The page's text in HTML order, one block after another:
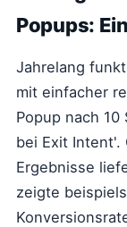
Popups:
Jahrelang
mit einfacher
Popup nach
bei Exit Intent'.
Ergebnisse
zeigte